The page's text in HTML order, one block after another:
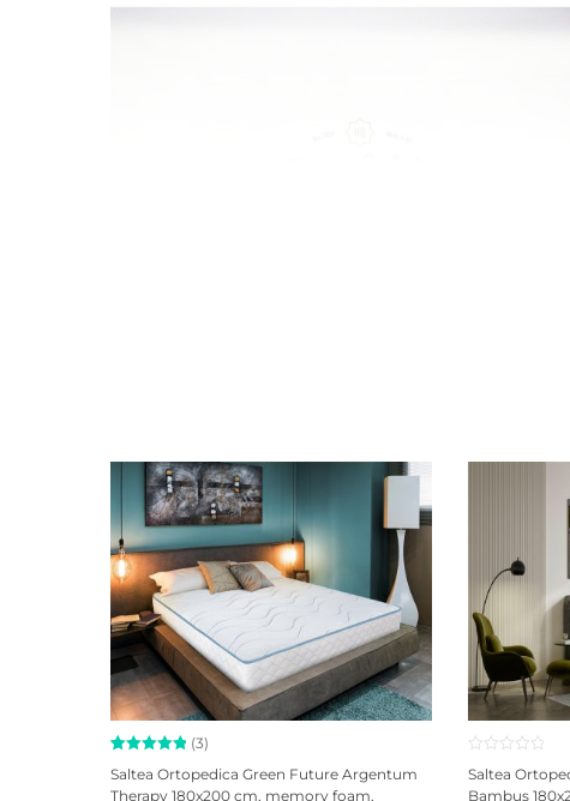
Evaluat la
3
(3)
Saltea Ortopedica Green Future Argentum
Therapy 180x200 cm, memory foam,
Saltea
Bambus